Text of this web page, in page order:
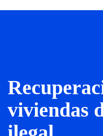
viviendas